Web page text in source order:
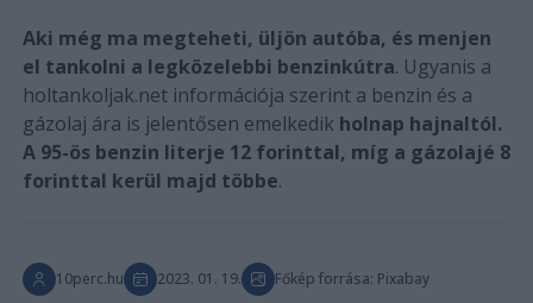
Aki még ma megteheti, üljön autóba, és menjen
el tankolni a legközelebbi benzinkútra. Ugyanis a
holtankoljak.net információja szerint a benzin és a
gázolaj ára is jelentősen emelkedik holnap hajnaltól.
A 95-ös benzin literje 12 forinttal, míg a gázolajé 8
forinttal kerül majd többe.
10perc.hu 2023. 01. 19. Főkép forrása: Pixabay